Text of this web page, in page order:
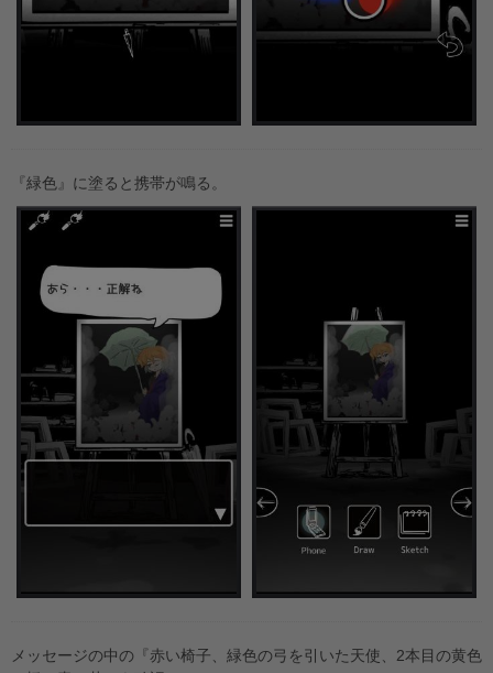
『緑色』に塗ると携帯が鳴る。
メッセージの中の『赤い椅子、緑色の弓を引いた天使、2本目の黄色